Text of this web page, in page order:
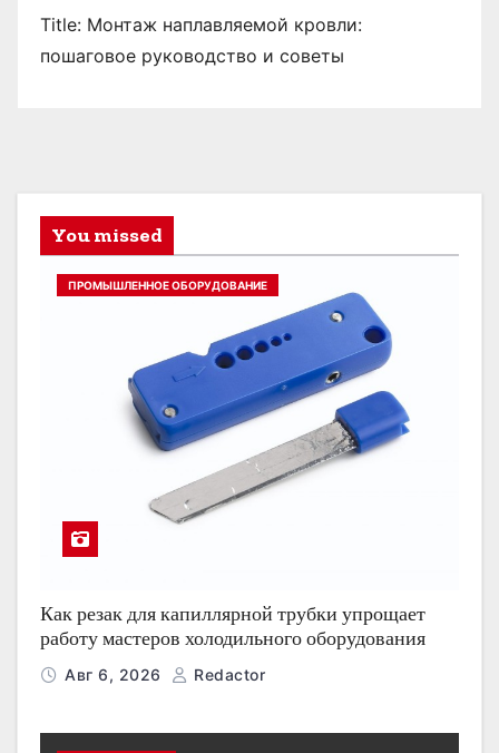
Title: Монтаж наплавляемой кровли:
пошаговое руководство и советы
You missed
ПРОМЫШЛЕННОЕ ОБОРУДОВАНИЕ
Как резак для капиллярной трубки упрощает
работу мастеров холодильного оборудования
Авг 6, 2026 Redactor